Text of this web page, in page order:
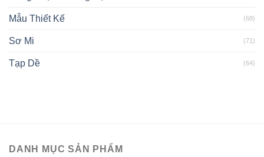
Mẫu Thiết Kế (68)
Sơ Mi (71)
Tạp Dề (64)
DANH MỤC SẢN PHẨM